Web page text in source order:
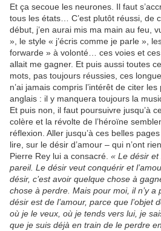
Et ça secoue les neurones. Il faut
tous les états… C’est plutôt réussi, de
début, j’en aurai mis ma main au feu,
», le style « j’écris comme je parle »,
forwarde » à volonté… ces voies et
allait me gagner. Et puis aussi toutes
mots, pas toujours réussies, ces
n’ai jamais compris l’intérêt de citer
anglais : il y manquera toujours la
Et puis non, il faut poursuivre jusqu’à
colère et la révolte de l’héroïne
réflexion. Aller jusqu’à ces belles
lire, sur le désir d’amour – qui n’ont
Pierre Rey lui a consacré. « Le désir et
pareil. Le désir veut conquérir et
désir, c’est avoir quelque chose à
chose à perdre. Mais pour moi, il n’y a
désir est de l’amour, parce que l’objet
où je le veux, où je tends vers lui, je
que je suis déjà en train de le perdre